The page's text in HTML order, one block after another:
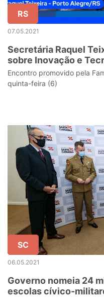
RS
07.05.2021
Secretária Raquel
sobre Inovação e
municípios gaúchos
Encontro promovido pela
quinta-feira (6)
SC
06.05.2021
Governo nomeia 24
escolas cívico-